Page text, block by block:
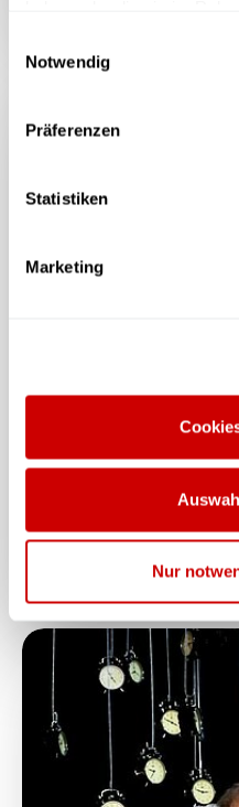
Notwendig
Präferenzen
Statistiken
Marketing
Nur